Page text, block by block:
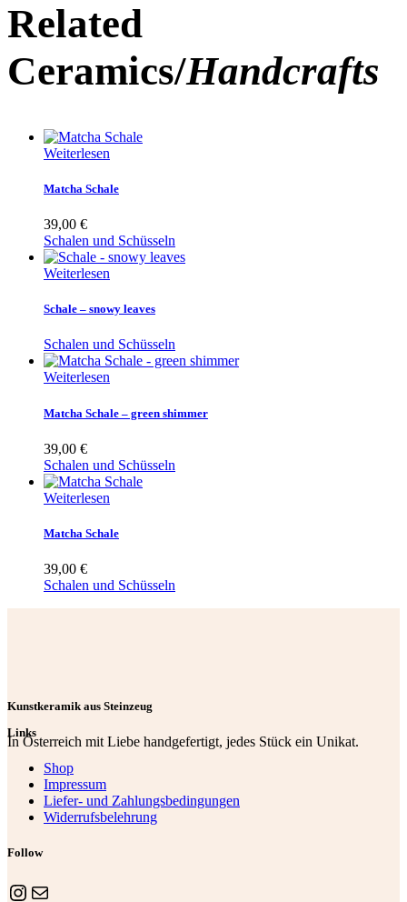
Related
Ceramics/Handcrafts
Weiterlesen
Matcha Schale
39,00 €
Schalen und Schüsseln
Weiterlesen
Schale – snowy leaves
Schalen und Schüsseln
Weiterlesen
Matcha Schale – green shimmer
39,00 €
Schalen und Schüsseln
Weiterlesen
Matcha Schale
39,00 €
Schalen und Schüsseln
Kunstkeramik aus Steinzeug
In Österreich mit Liebe handgefertigt, jedes Stück ein Unikat.
Links
Shop
Impressum
Liefer- und Zahlungsbedingungen
Widerrufsbelehrung
Follow
Instagram
E-Mail